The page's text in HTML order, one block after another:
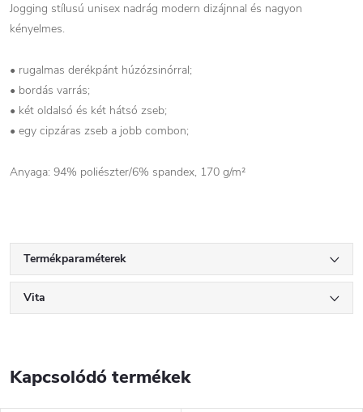
Jogging stílusú unisex nadrág modern dizájnnal és nagyon
kényelmes.
• rugalmas derékpánt húzózsinórral;
• bordás varrás;
• két oldalsó és két hátsó zseb;
• egy cipzáras zseb a jobb combon;
Anyaga: 94% poliészter/6% spandex, 170 g/m²
Termékparaméterek
Vita
Kapcsolódó termékek